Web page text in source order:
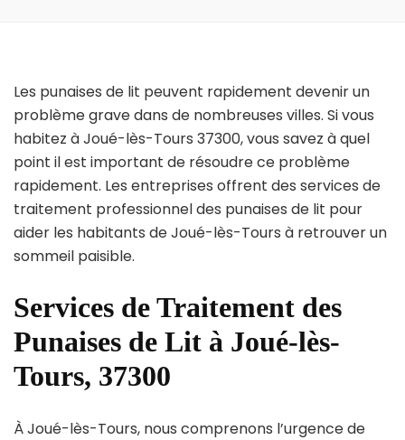
Les punaises de lit peuvent rapidement devenir un
problème grave dans de nombreuses villes. Si vous
habitez à Joué-lès-Tours 37300, vous savez à quel
point il est important de résoudre ce problème
rapidement. Les entreprises offrent des services de
traitement professionnel des punaises de lit pour
aider les habitants de Joué-lès-Tours à retrouver un
sommeil paisible.
Services de Traitement des
Punaises de Lit à Joué-lès-
Tours, 37300
À Joué-lès-Tours, nous comprenons l’urgence de